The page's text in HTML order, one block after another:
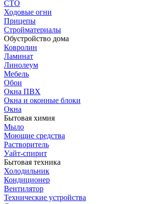
СТО
Ходовые огни
Прицепы
Стройматериалы
Обустройство дома
Ковролин
Ламинат
Линолеум
Мебель
Обои
Окна ПВХ
Окна и оконные блоки
Окна
Бытовая химия
Мыло
Моющие средства
Растворитель
Уайт-спирит
Бытовая техника
Холодильник
Кондиционер
Вентилятор
Технические устройства